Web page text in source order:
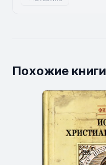
Похожие книги